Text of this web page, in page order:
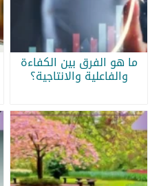
ما هو الفرق بين الكفاءة
والفاعلية والانتاجية؟